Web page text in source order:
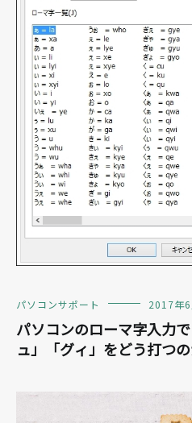
パソコンサポート 2017年
パソコンのローマ字入力
ュ」「グィ」をどう打つ